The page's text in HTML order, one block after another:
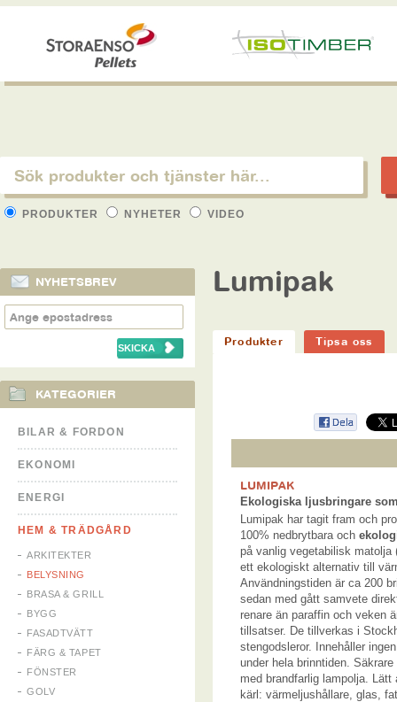
PRODUKTER NYHETER VIDEO
NYHETSBREV
KATEGORIER
BILAR & FORDON
EKONOMI
ENERGI
HEM & TRÄDGÅRD
ARKITEKTER
BELYSNING
BRASA & GRILL
BYGG
FASADTVÄTT
FÄRG & TAPET
FÖNSTER
GOLV
Lumipak
Produkter Tipsa oss
LUMIPAK
Ekologiska ljusbringare
Lumipak har tagit fram och
100% nedbrytbara och
på vanlig vegetabilisk
ett ekologiskt alternativ till
Användningstiden är ca 200
sedan med gått samvete
renare än paraffin och veken
tillsatser. De tillverkas i
stengodsleror. Innehåller
under hela brinntiden.
med brandfarlig lampolja.
kärl: värmeljushållare, glas,